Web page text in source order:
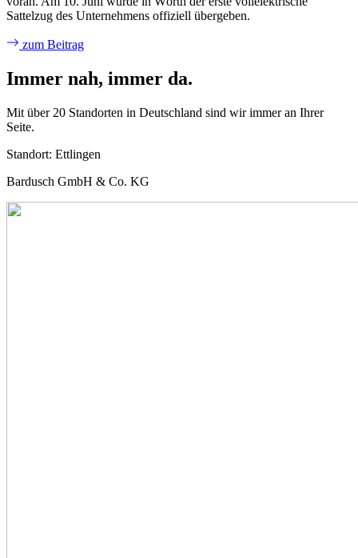
Sattelzug des Unternehmens offiziell übergeben.
zum Beitrag
Immer nah, immer da.
Mit über 20 Standorten in Deutschland sind wir immer an Ihrer
Seite.
Standort: Ettlingen
Bardusch GmbH & Co. KG